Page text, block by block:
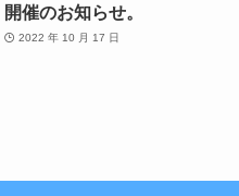
開催のお知らせ。
2022 年 10 月 17 日